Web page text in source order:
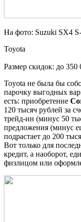
На фото: Suzuki SX4
Toyota
Размер скидок: до 350
Toyota не была бы
парочку выгодных
есть: приобретение
120 тысяч рублей за
трейд-ин (минус 50
предложения (минус
подрастает до 200
Вот только для
кредит, а наоборот,
физлицом или